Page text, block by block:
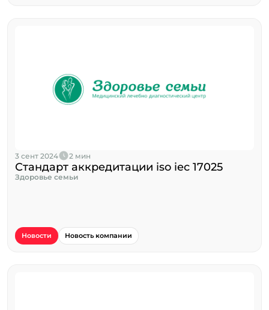
3 сент 2024 2 мин
Стандарт аккредитации iso iec 17025
Здоровье семьи
Новости Новость компании